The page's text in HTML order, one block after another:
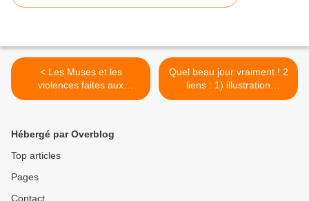
< Les Muses et les
violences faites aux
femmes. Archives article du
aux ''Philomèles, en ce
monde'' et compte rendu
juillet 2014 à l'Arsenal, à
Quel beau jour vraiment ! 2
liens : 1) illustration
Pinterest lusile
Hébergé par Overblog
Top articles
Pages
Contact